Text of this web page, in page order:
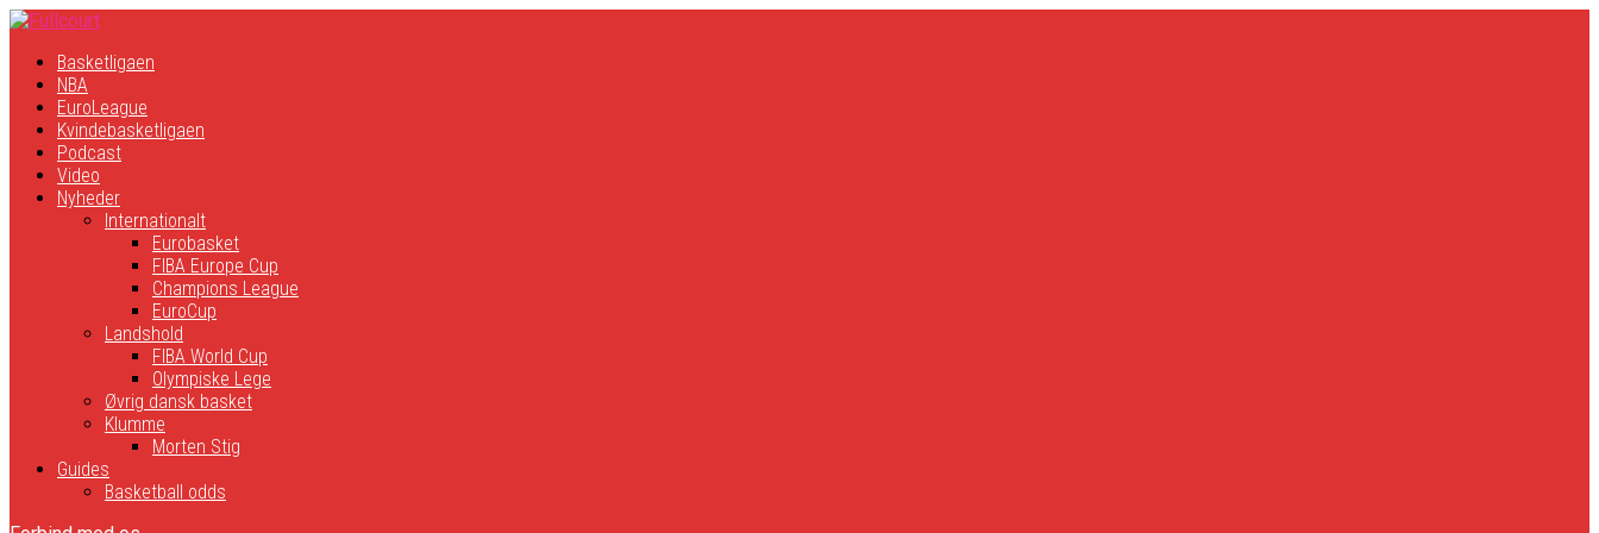
Basketligaen
NBA
EuroLeague
Kvindebasketligaen
Podcast
Video
Nyheder
Internationalt
Eurobasket
FIBA Europe Cup
Champions League
EuroCup
Landshold
FIBA World Cup
Olympiske Lege
Øvrig dansk basket
Klumme
Morten Stig
Guides
Basketball odds